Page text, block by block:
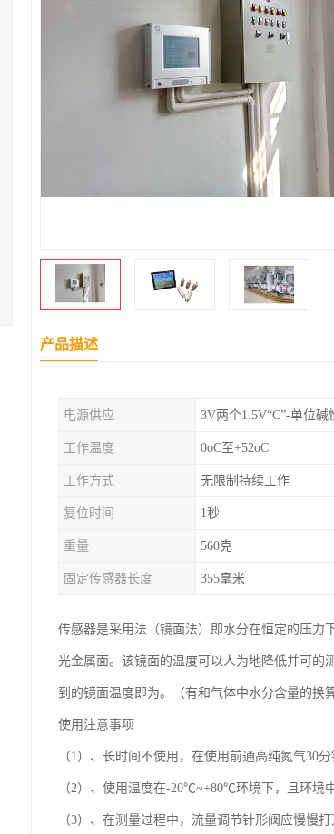
产品描述
电源供应 3V两个1.5V“C”-单位碱
工作温度 0oC至+52oC
工作方式 无限制持续工作
复位时间 1秒
重量 560克
固定传感器长度 355毫米
传感器是采用法（镜面法）即水分在恒定的压力
光金属面。该镜面的温度可以人为地降低并可的
到的镜面温度即为。（有和气体中水分含量的换
使用注意事项
（1）、长时间不使用，在使用前通高纯氮气30分
（2）、使用温度在-20℃~+80℃环境下，且环境
（3）、在测量过程中，流量调节针形阀应慢慢